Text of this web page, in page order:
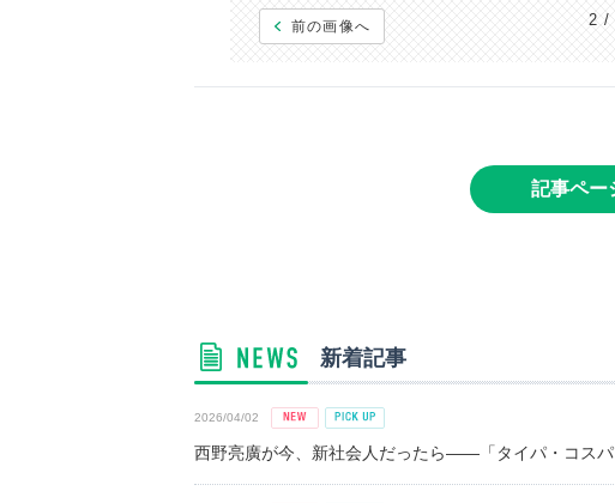
前の画像へ 2 /
記事ペー
新着記事
2026/04/02
西野亮廣が今、新社会人だったら――「タイパ・コスパ